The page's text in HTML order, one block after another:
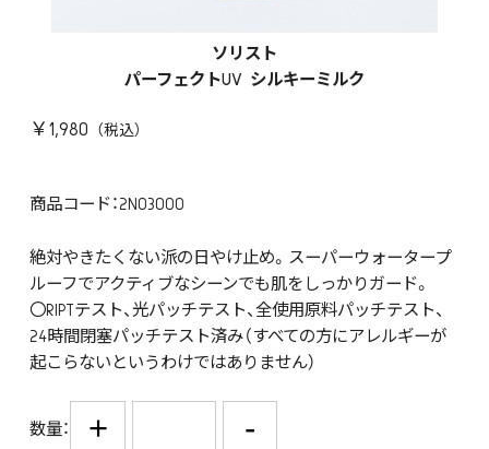
ソリスト
パーフェクトUV シルキーミルク
￥1,980
商品コード：2N03000
絶対やきたくない派の日やけ止め。スーパーウォータープ
ルーフでアクティブなシーンでも肌をしっかりガード。
〇RIPTテスト、光パッチテスト、全使用原料パッチテスト、
24時間閉塞パッチテスト済み（すべての方にアレルギーが
起こらないというわけではありません）
数量： + -